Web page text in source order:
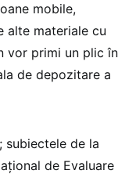
mobile,
alte materiale cu
vor primi un plic în
de depozitare a
; subiectele de la
de Evaluare